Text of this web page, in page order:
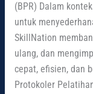
(BPR) Dalam
untuk
SkillNation
ulang, dan
cepat, efisien, dan
Protokoler